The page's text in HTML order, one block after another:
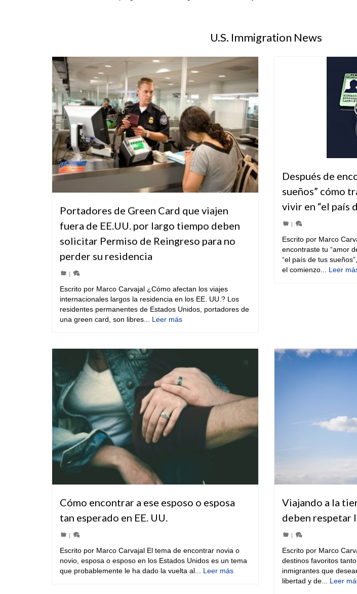
U.S. Immigration News
Portadores de Green Card que viajen
fuera de EE.UU. por largo tiempo deben
solicitar Permiso de Reingreso para no
perder su residencia
|
Escrito por Marco Carvajal ¿Cómo afectan los viajes
internacionales largos la residencia en los EE. UU.? Los
residentes permanentes de Estados Unidos, portadores de
una green card, son libres... Leer más
Después de
sueños” cómo
vivir en “el país
|
Escrito por Marco
encontraste tu “amor
“el país de tus
el comienzo... Leer
Cómo encontrar a ese esposo o esposa
tan esperado en EE. UU.
|
Escrito por Marco Carvajal El tema de encontrar novia o
novio, esposa o esposo en los Estados Unidos es un tema
que probablemente le ha dado la vuelta al... Leer más
Viajando a la
deben respetar
|
Escrito por Marco
destinos favoritos
inmigrantes que
libertad y de... Leer